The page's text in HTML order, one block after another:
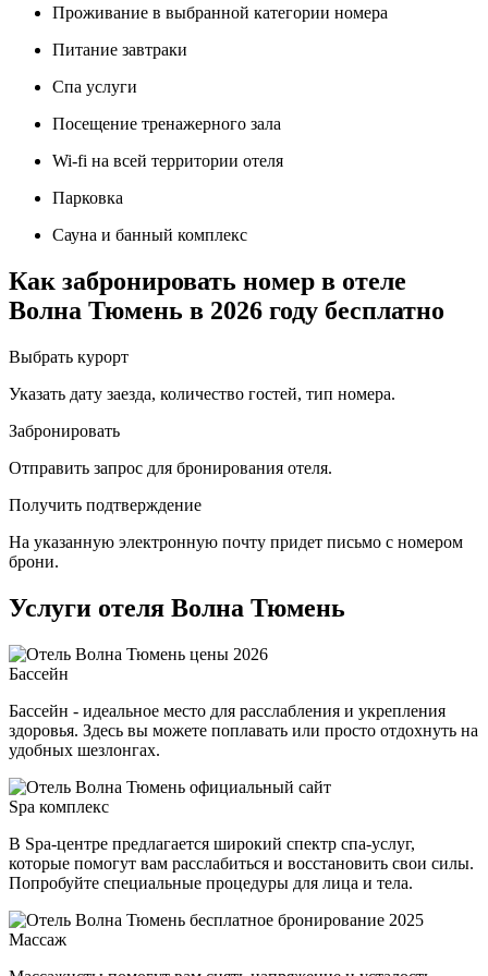
Проживание в выбранной категории номера
Питание завтраки
Спа услуги
Посещение тренажерного зала
Wi-fi на всей территории отеля
Парковка
Сауна и банный комплекс
Как забронировать номер в отеле
Волна Тюмень в 2026 году бесплатно
Выбрать курорт
Указать дату заезда, количество гостей, тип номера.
Забронировать
Отправить запрос для бронирования отеля.
Получить подтверждение
На указанную электронную почту придет письмо с номером
брони.
Услуги отеля Волна Тюмень
Бассейн
Бассейн - идеальное место для расслабления и укрепления
здоровья. Здесь вы можете поплавать или просто отдохнуть на
удобных шезлонгах.
Spa комплекс
В Spa-центре предлагается широкий спектр спа-услуг,
которые помогут вам расслабиться и восстановить свои силы.
Попробуйте специальные процедуры для лица и тела.
Массаж